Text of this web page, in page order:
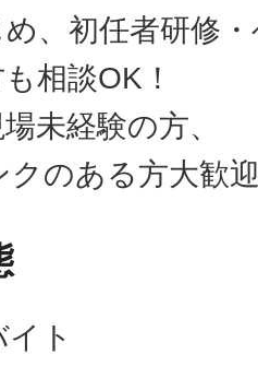
、初任者研修
相談OK！
未経験の方、
クのある方大歓
ト